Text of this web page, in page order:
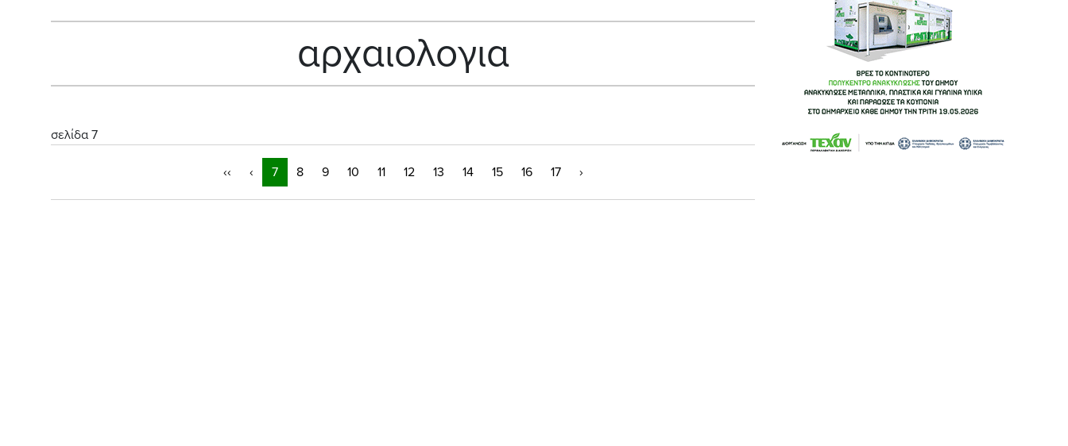
αρχαιολογια
σελίδα 7
‹‹ ‹ 7 8 9 10 11 12 13 14 15 16 17 ›